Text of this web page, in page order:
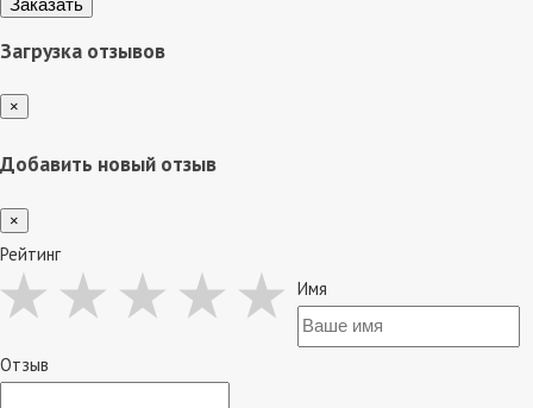
Загрузка отзывов
×
Добавить новый отзыв
×
Рейтинг
Имя
Отзыв